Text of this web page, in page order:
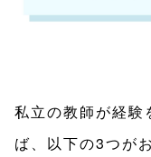
私立の教師が経験
ば、以下の3つが